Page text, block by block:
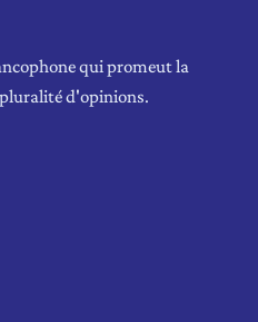
qui promeut la
d'opinions.